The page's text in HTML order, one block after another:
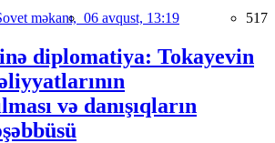
məkanı, 06 avqust, 13:19 517
diplomatiya: Tokayevin
və danışıqların